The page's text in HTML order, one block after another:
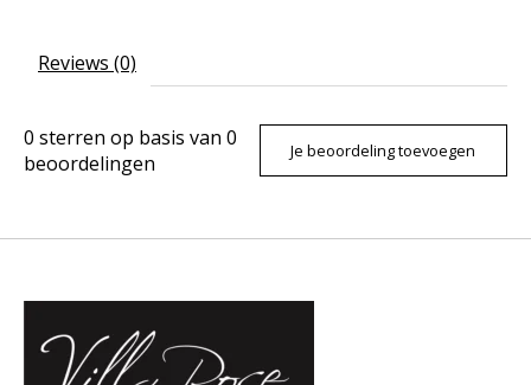
Reviews (0)
0 sterren op basis van 0
beoordelingen
Je beoordeling toevoegen